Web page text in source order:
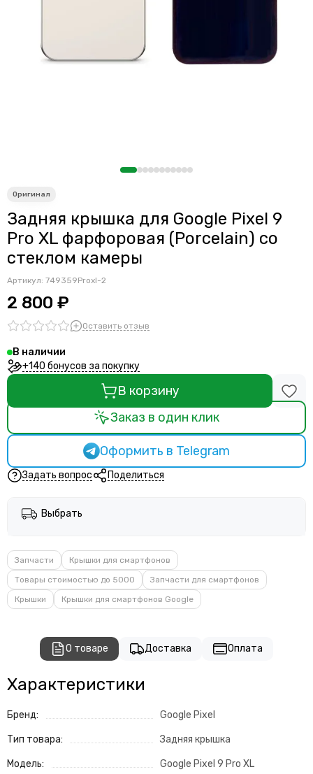
Шлейфы
Антенны
Задняя крышка для Google Pixel 9
Pro XL фарфоровая (Porcelain) со
стеклом камеры
Артикул: 749359Proxl-2
2 800 ₽
Оставить отзыв
В наличии
+140 бонусов за покупку
В корзину
Заказ в один клик
Оформить в Telegram
Задать вопрос Поделиться
Выбрать
Запчасти
Крышки для смартфонов
Товары стоимостью до 5000
Запчасти для смартфонов
Крышки
Крышки для смартфонов Google
О товаре Доставка Оплата
Характеристики
Бренд: Google Pixel
Тип товара: Задняя крышка
Модель: Google Pixel 9 Pro XL